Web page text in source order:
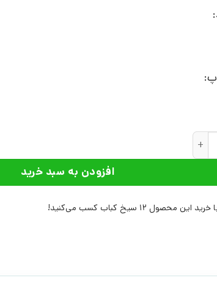
کوچک گنجینه زندگی برای پدران | انتشارات علم عدد
افزودن به سبد خرید
خرید این محصول 12 سیخ کباب کسب می‌کنید!